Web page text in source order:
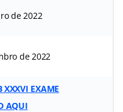
de 2022
de 2022
XXXVI EXAME
AQUI